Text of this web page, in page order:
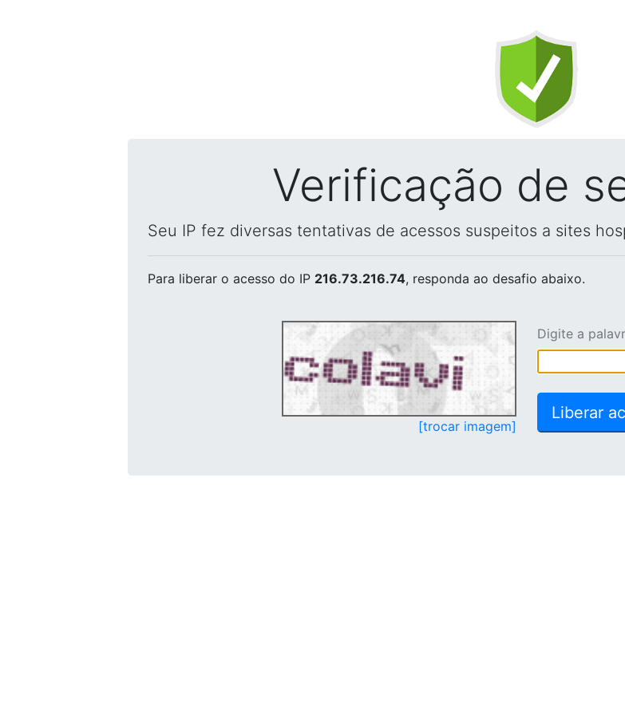
Verificação de
Seu IP fez diversas tentativas de acessos suspeitos a sites
Para liberar o acesso do IP 216.73.216.74, responda ao desafio abaixo.
[trocar imagem]
Digite a